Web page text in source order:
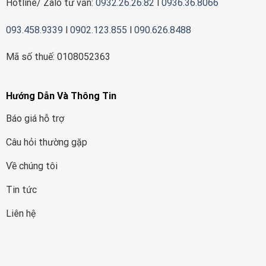
Hotline/ Zalo tư vấn: 0932.26.26.82 0936.36.8066
093.458.9339 l 0902.123.855 l 090.626.8488
Mã số thuế: 0108052363
Hướng Dẫn Và Thông Tin
Báo giá hỗ trợ
Câu hỏi thường gặp
Về chúng tôi
Tin tức
Liên hệ